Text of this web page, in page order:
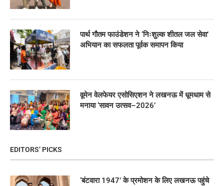
पार्थ गौतम फाउंडेशन ने ‘निःशुल्क शीतल जल सेवा’
अभियान का सफलता पूर्वक समापन किया
वूमेन वेलफेयर एसोसिएशन ने लखनऊ में धूमधाम से
मनाया ‘सावन उत्सव–2026’
EDITORS’ PICKS
‘बंटवारा 1947’ के प्रमोशन के लिए लखनऊ पहुंचे